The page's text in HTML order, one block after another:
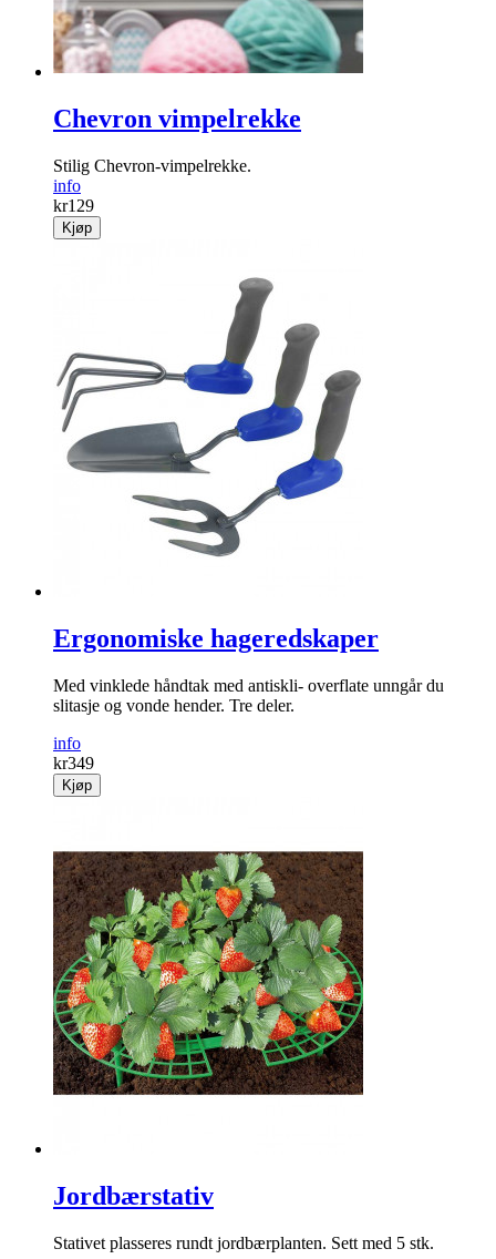
Chevron vimpelrekke
Stilig Chevron-vimpelrekke.
info
kr129
Kjøp
Ergonomiske hageredskaper
Med vinklede håndtak med antiskli- overflate unngår du
slitasje og vonde hender. Tre deler.
info
kr349
Kjøp
Jordbærstativ
Stativet plasseres rundt jordbærplanten. Sett med 5 stk.